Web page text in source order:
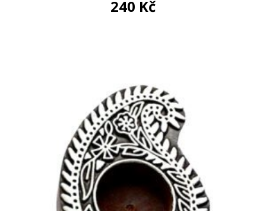
240 Kč